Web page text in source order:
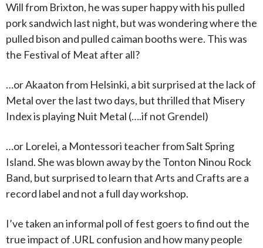
Will from Brixton, he was super happy with his pulled
pork sandwich last night, but was wondering where the
pulled bison and pulled caiman booths were. This was
the Festival of Meat after all?
…or Akaaton from Helsinki, a bit surprised at the lack of
Metal over the last two days, but thrilled that Misery
Index is playing Nuit Metal (….if not Grendel)
…or Lorelei, a Montessori teacher from Salt Spring
Island. She was blown away by the Tonton Ninou Rock
Band, but surprised to learn that Arts and Crafts are a
record label and not a full day workshop.
I’ve taken an informal poll of fest goers to find out the
true impact of .URL confusion and how many people